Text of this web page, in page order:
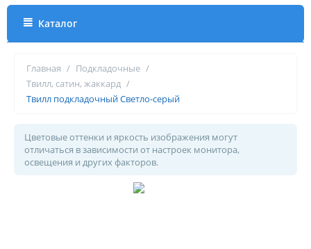
Каталог
Главная / Подкладочные /
Твилл, сатин, жаккард /
Твилл подкладочный Светло-серый
Цветовые оттенки и яркость изображения могут
отличаться в зависимости от настроек монитора,
освещения и других факторов.